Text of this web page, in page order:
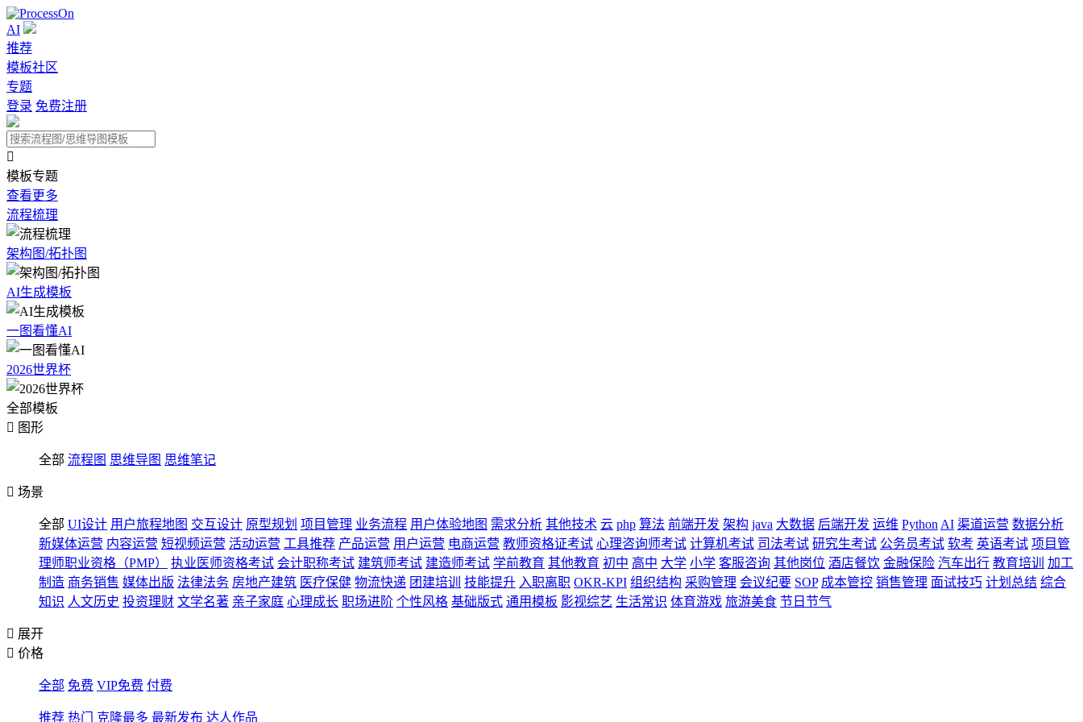
AI
推荐
模板社区
专题
登录 免费注册

模板专题
查看更多
流程梳理
架构图/拓扑图
AI生成模板
一图看懂AI
2026世界杯
全部模板
 图形
全部 流程图 思维导图 思维笔记
 场景
全部 UI设计 用户旅程地图 交互设计 原型规划 项目管理 业务流程 用户体验地图 需求分析 其他技术 云 php 算法 前端开发 架构 java 大数据 后端开发 运维 Python AI 渠道运营 数据分析
新媒体运营 内容运营 短视频运营 活动运营 工具推荐 产品运营 用户运营 电商运营 教师资格证考试 心理咨询师考试 计算机考试 司法考试 研究生考试 公务员考试 软考 英语考试 项目管
理师职业资格（PMP）
执业医师资格考试 会计职称考试 建筑师考试 建造师考试 学前教育 其他教育 初中 高中 大学 小学 客服咨询 其他岗位 酒店餐饮 金融保险 汽车出行 教育培训
加工
制造 商务销售 媒体出版 法律法务 房地产建筑 医疗保健 物流快递 团建培训 技能提升 入职离职 OKR-KPI 组织结构 采购管理 会议纪要 SOP 成本管控 销售管理 面试技巧 计划总结 综合
知识 人文历史 投资理财 文学名著 亲子家庭 心理成长 职场进阶 个性风格 基础版式 通用模板 影视综艺 生活常识 体育游戏 旅游美食 节日节气
 展开
 价格
全部 免费 VIP免费 付费
推荐 热门 克隆最多 最新发布 达人作品